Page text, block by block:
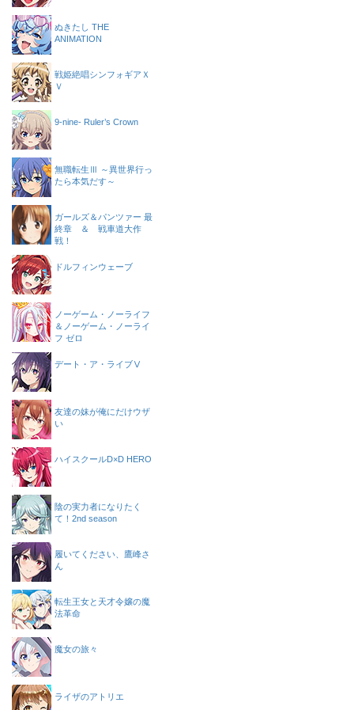
ぬきたし THE
ANIMATION
戦姫絶唱シンフォギアＸ
Ｖ
9-nine- Ruler’s Crown
無職転生Ⅲ ～異世界行っ
たら本気だす～
ガールズ＆パンツァー 最
終章 ＆ 戦車道大作
戦！
ドルフィンウェーブ
ノーゲーム・ノーライフ
＆ノーゲーム・ノーライ
フ ゼロ
デート・ア・ライブⅤ
友達の妹が俺にだけウザ
い
ハイスクールD×D HERO
陰の実力者になりたく
て！2nd season
履いてください、鷹峰さ
ん
転生王女と天才令嬢の魔
法革命
魔女の旅々
ライザのアトリエ